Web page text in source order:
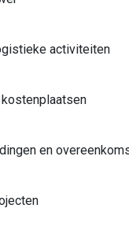
activiteiten
en